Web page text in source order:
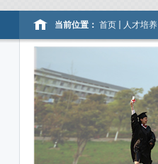
当前位置： 首页 人才培养